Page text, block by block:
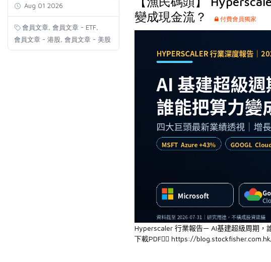
Aug 01 2026
會員文章 會員文章 - ETF
會員文章 - 港股 會員文章 - 美股
變成現金流？
付費會員獨家
Hyperscaler 行業報告— AI基建超級周期，
下載PDF👉🏻 https://